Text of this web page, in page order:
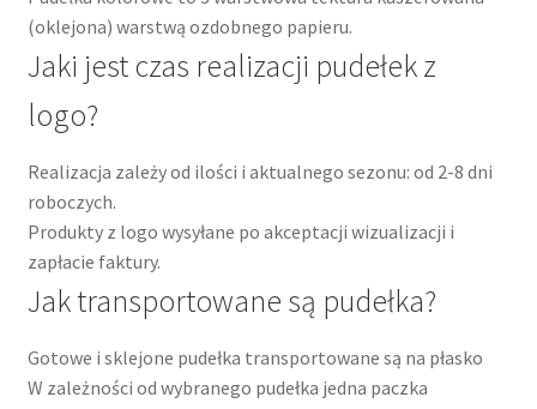
(oklejona) warstwą ozdobnego papieru.
Jaki jest czas realizacji pudełek z
logo?
Realizacja zależy od ilości i aktualnego sezonu: od 2-8 dni
roboczych.
Produkty z logo wysyłane po akceptacji wizualizacji i
zapłacie faktury.
Jak transportowane są pudełka?
Gotowe i sklejone pudełka transportowane są na płasko
W zależności od wybranego pudełka jedna paczka